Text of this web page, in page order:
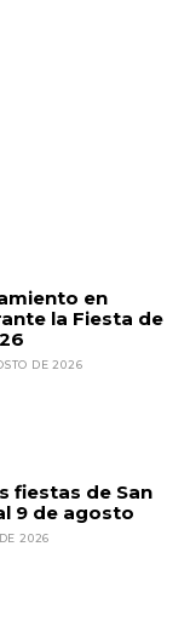
en
la Fiesta de
DE 2026
fiestas de San
9 de agosto
2026